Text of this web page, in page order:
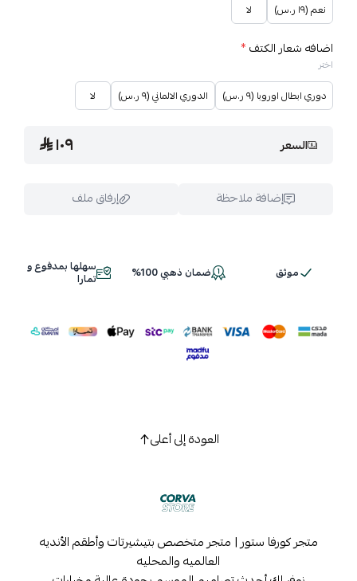
نعم (١٩ ر.س) لا
اضافه شعار الكتف*
اختر
دوري ابطال اوروبا (٩ ر.س) الدوري الالماني (٩ ر.س) لا
السعر ١٠٩
إضافة ملاحظة إرفاق ملف
اسحب و افلت الملف هنا
موثق ضمان ذهبي 100% سهلها بمدفوع و
تمارا
العودة إلى أعلى
متجر كورفا ستور | متجر متخصص بتيشيرتات وأطقم الأنديه
العالميه والمحليه